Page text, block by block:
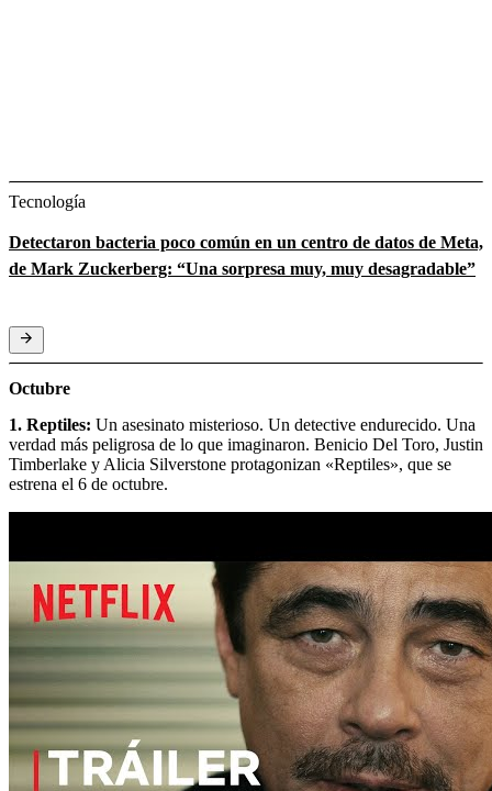
Tecnología
Detectaron bacteria poco común en un centro de datos de Meta,
de Mark Zuckerberg: “Una sorpresa muy, muy desagradable”
Octubre
1. Reptiles: Un asesinato misterioso. Un detective endurecido. Una
verdad más peligrosa de lo que imaginaron. Benicio Del Toro, Justin
Timberlake y Alicia Silverstone protagonizan «Reptiles», que se
estrena el 6 de octubre.